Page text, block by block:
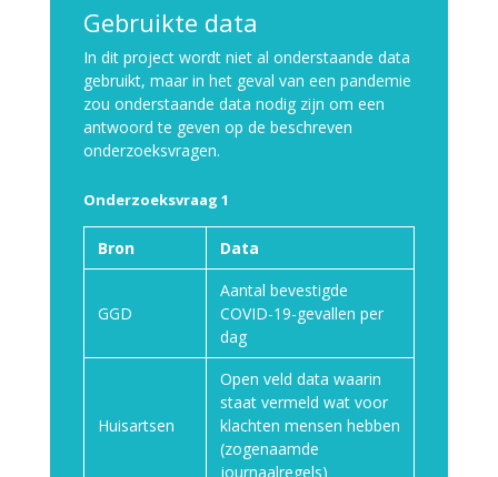
Gebruikte data
In dit project wordt niet al onderstaande data
gebruikt, maar in het geval van een pandemie
zou onderstaande data nodig zijn om een
antwoord te geven op de beschreven
onderzoeksvragen.
Onderzoeksvraag 1
Bron Data
GGD
Aantal bevestigde
COVID-19-gevallen per
dag
Huisartsen
Open veld data waarin
staat vermeld wat voor
klachten mensen hebben
(zogenaamde
journaalregels)